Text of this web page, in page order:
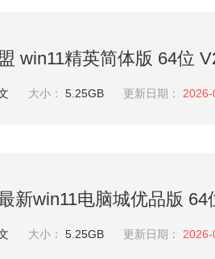
win11精英简体版 64位
大小： 5.25GB 更新日期：
新win11电脑城优品版 64
大小： 5.25GB 更新日期：